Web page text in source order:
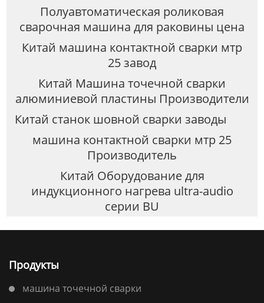
Полуавтоматическая роликовая
сварочная машина для раковины цена
Китай машина контактной сварки мтр
25 завод
Китай Машина точечной сварки
алюминиевой пластины Производители
Китай станок шовной сварки заводы
машина контактной сварки мтр 25
Производитель
Китай Оборудование для
индукционного нагрева ultra-audio
серии BU
Продукты
машина точечной сварки